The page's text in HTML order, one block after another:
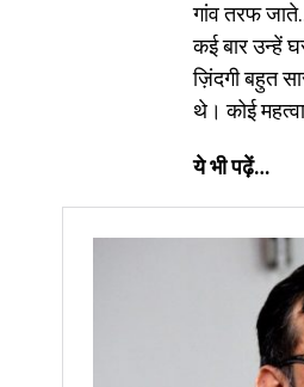
गांव तरफ
कई बार उन्हें
ज़िंदगी बहुत
थे। कोई
ये भी पढ़ें…